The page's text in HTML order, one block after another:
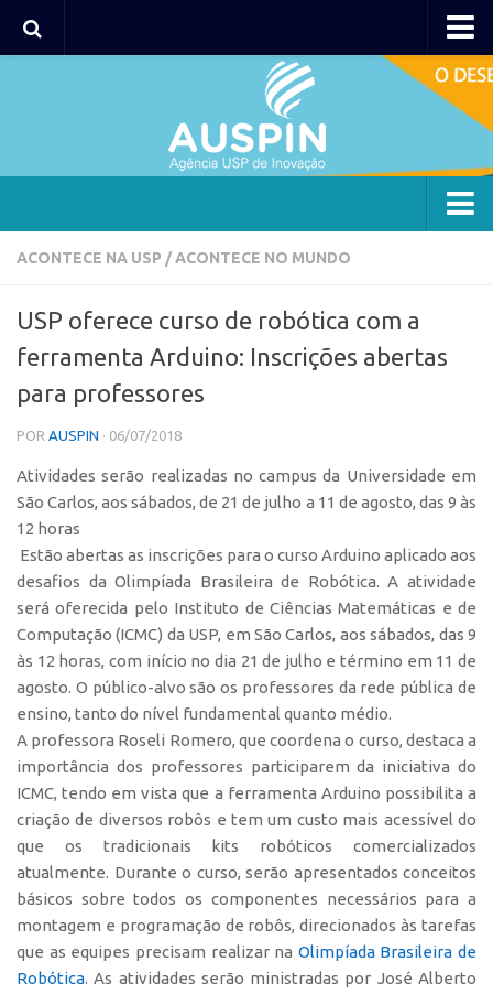
Agência
Coordenação
Polos
Polo Capital
Polo Lorena
Polo Ribeirão Preto
Polo São Carlos
Programas
Bolsa Empreendedorismo
Bolsa Startup USP
PGI-USP
Conexão USP
Conexão Inter-USP
Leis e Normas
Portal do Inventor
Inteligência Competitiva
Editais
EMBRAPIIs
CEPIDs
ACONTECE NA USP /ACONTECE NO MUNDO
USP oferece curso de robótica com a
ferramenta Arduino: Inscrições abertas
para professores
POR AUSPIN · 06/07/2018
Atividades serão realizadas no campus da Universidade em
São Carlos, aos sábados, de 21 de julho a 11 de agosto, das 9 às
12 horas
Estão abertas as inscrições para o curso Arduino aplicado aos
desafios da Olimpíada Brasileira de Robótica. A atividade
será oferecida pelo Instituto de Ciências Matemáticas e de
Computação (ICMC) da USP, em São Carlos, aos sábados, das 9
às 12 horas, com início no dia 21 de julho e término em 11 de
agosto. O público-alvo são os professores da rede pública de
ensino, tanto do nível fundamental quanto médio.
A professora Roseli Romero, que coordena o curso, destaca a
importância dos professores participarem da iniciativa do
ICMC, tendo em vista que a ferramenta Arduino possibilita a
criação de diversos robôs e tem um custo mais acessível do
que os tradicionais kits robóticos comercializados
atualmente. Durante o curso, serão apresentados conceitos
básicos sobre todos os componentes necessários para a
montagem e programação de robôs, direcionados às tarefas
que as equipes precisam realizar na Olimpíada Brasileira de
Robótica. As atividades serão ministradas por José Alberto